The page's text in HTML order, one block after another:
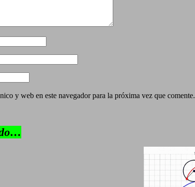
y web en este navegador para la próxima vez que comente.